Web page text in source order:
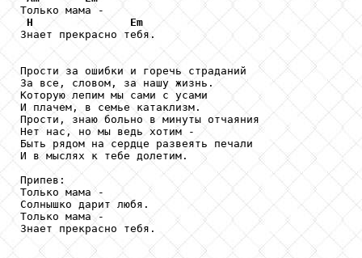
Только мама -
H
Em
Знает прекрасно тебя.
Прости за ошибки и горечь страданий
За все, словом, за нашу жизнь.
Которую лепим мы сами с усами
И плачем, в семье катаклизм.
Прости, знаю больно в минуты отчаяния
Нет нас, но мы ведь хотим -
Быть рядом на сердце развеять печали
И в мыслях к тебе долетим.
Припев:
Только мама -
Солнышко дарит любя.
Только мама -
Знает прекрасно тебя.